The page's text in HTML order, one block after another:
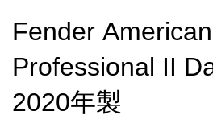
Fender American
Professional II
2020年製